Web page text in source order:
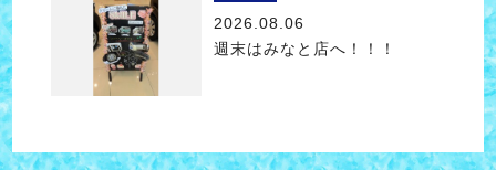
2026.08.06
週末はみなと店へ！！！